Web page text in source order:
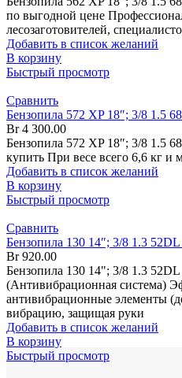
по выгодной цене
лесозаготовителей,
Добавить в список желаний
В корзину
Быстрый просмотр
Сравнить
Бензопила 572 XP 18″; 3/8 1.5
Br4 300.00
Бензопила 572 XP 18″; 3/8 1.5
купить При весе всего 6,6 кг и
Добавить в список желаний
В корзину
Быстрый просмотр
Сравнить
Бензопила 130 14″; 3/8 1.3
Br920.00
Бензопила 130 14"; 3/8 1.3
(Антивибрационная система)
антивибрационные элементы
вибрацию, защищая руки
Добавить в список желаний
В корзину
Быстрый просмотр